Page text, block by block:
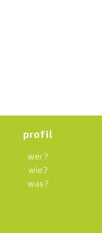
profil
wer?
wie?
was?